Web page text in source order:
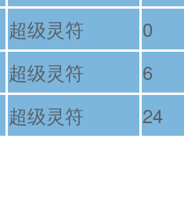
超级灵符
0
超级灵符
6
超级灵符
24